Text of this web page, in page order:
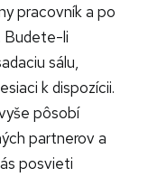
pracovník a po
Budete-li
sálu,
k dispozícii.
pôsobí
partnerov a
posvieti